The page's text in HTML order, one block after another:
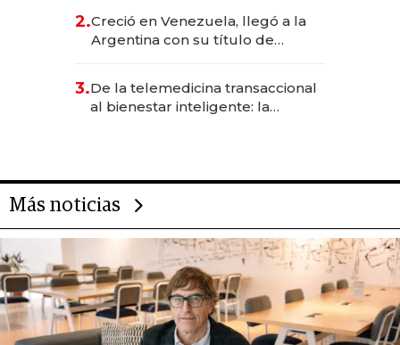
2.Creció en Venezuela, llegó a la
Argentina con su título de
las marcas "fast premium"
3.De la telemedicina transaccional
al bienestar inteligente: la
Más noticias